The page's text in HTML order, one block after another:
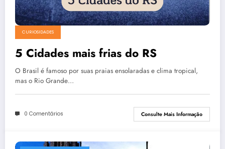
CURIOSIDADES
5 Cidades mais frias do RS
O Brasil é famoso por suas praias ensolaradas e clima tropical,
mas o Rio Grande…
0 Comentários Consulte Mais Informação